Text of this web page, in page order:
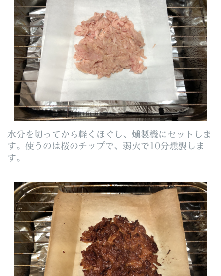
水分を切ってから軽くほぐし、燻製機にセットしま
す。使うのは桜のチップで、弱火で10分燻製しま
す。